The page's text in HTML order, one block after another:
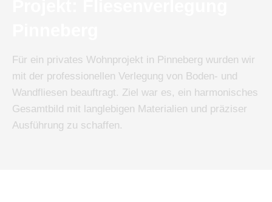
Für ein privates Wohnprojekt in Pinneberg wurden wir
mit der professionellen Verlegung von Boden- und
Wandfliesen beauftragt. Ziel war es, ein harmonisches
Gesamtbild mit langlebigen Materialien und präziser
Ausführung zu schaffen.